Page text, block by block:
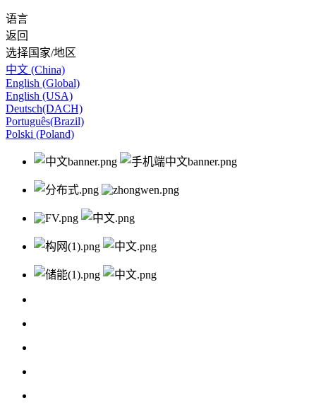
语言
返回
选择国家/地区
中文 (China)
English (Global)
English (USA)
Deutsch(DACH)
Português(Brazil)
Polski (Poland)